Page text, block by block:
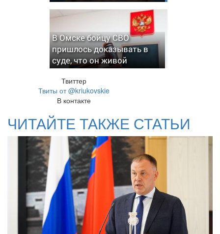
В Омске бойцу СВО
пришлось доказывать в
суде, что он живой
Твиттер
Твиты от @kriukovskie
В контакте
ЧИТАЙТЕ ТАКЖЕ СТАТЬИ